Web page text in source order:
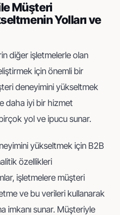
ile Müşteri
Yolları ve
diğer işletmelerle olan
için önemli bir
deneyimini yükseltmek
daha iyi bir hizmet
yol ve ipucu sunar.
yükseltmek için B2B
özellikleri
işletmelere müşteri
ve bu verileri kullanarak
imkanı sunar. Müşteriyle